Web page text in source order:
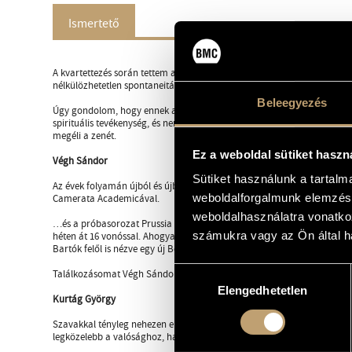
Beleegyezés
Ez a weboldal sütiket
Sütiket használunk a
weboldalforgalmunk
weboldalhasználatra
számukra vagy az Ön által
kiválasztásaElengedhetetlen
Ismertető
A kvartettezés során tettem azt a fontos felfedezést, hogy a zenei
nélkülözhetetlen spontaneitását adja, és megtölti élettel.
Úgy gondolom, hogy ennek a vezénylésben is döntő jelentősége van,
spirituális tevékenység, és nem az ütéstechnikán múlik. A dirigens
megéli a zenét.
Végh Sándor
Az évek folyamán újból és újból alkalmam volt hallgatni tanítását,
Camerata Academicával.
…és a próbasorozat Prussia Cove-ban, melyre meghívott…
héten át 16 vonóssal. Ahogyan a mű minden mozzanatát
Bartók felől is nézve egy új Beethoven-képet varázsolt elénk – életem
Találkozásomat Végh Sándorral a sors nagy ajándékának tekintem.
Kurtág György
Szavakkal tényleg nehezen elmondható, hogy mit is csinált, amikor
legközelebb a valósághoz, ha azt mondom, valahogy belerajzolta,